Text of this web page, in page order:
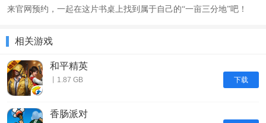
来官网预约，一起在这片书桌上找到属于自己的“一亩三分地”吧！
相关游戏
下载
和平精英
丨1.87 GB
香肠派对